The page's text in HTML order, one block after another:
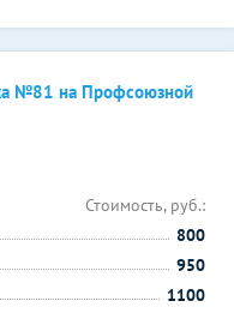
№81 на Профсоюзной
Стоимость, руб.:
800
950
1100